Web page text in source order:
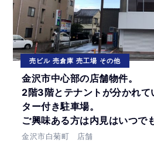
売ビル 売倉庫 売工場 その他
金沢市中心部の店舗物件。
2階3階とテナントが分かれて
ター付き駐車場。
ご興味ある方は内見はいつで
金沢市白菊町 店舗